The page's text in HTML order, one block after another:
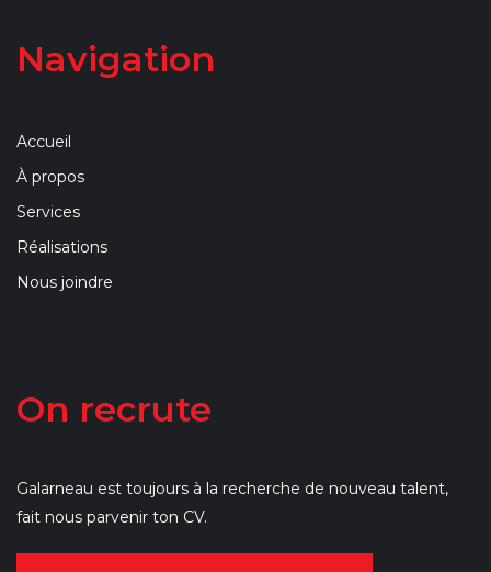
Navigation
Accueil
À propos
Services
Réalisations
Nous joindre
On recrute
Galarneau est toujours à la recherche de nouveau talent,
fait nous parvenir ton CV.